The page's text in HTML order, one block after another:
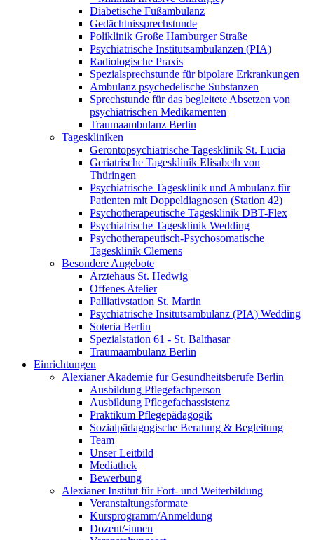
Diabetische Fußambulanz
Gedächtnissprechstunde
Poliklinik Große Hamburger Straße
Psychiatrische Institutsambulanzen (PIA)
Radiologische Praxis
Spezialsprechstunde für bipolare Erkrankungen
Ambulanz psychedelische Substanzen
Sprechstunde für das begleitete Absetzen von
psychiatrischen Medikamenten
Traumaambulanz Berlin
Tageskliniken
Gerontopsychiatrische Tagesklinik St. Lucia
Geriatrische Tagesklinik Elisabeth von
Thüringen
Psychiatrische Tagesklinik und Ambulanz für
Patienten mit Doppeldiagnosen (Station 42)
Psychotherapeutische Tagesklinik DBT-Flex
Psychiatrische Tagesklinik Wedding
Psychotherapeutisch-Psychosomatische
Tagesklinik Clemens
Besondere Angebote
Ärztehaus St. Hedwig
Offenes Atelier
Palliativstation St. Martin
Psychiatrische Insitutsambulanz (PIA) Wedding
Soteria Berlin
Spezialstation 61 - St. Balthasar
Traumaambulanz Berlin
Einrichtungen
Alexianer Akademie für Gesundheitsberufe Berlin
Ausbildung Pflegefachperson
Ausbildung Pflegefachassistenz
Praktikum Pflegepädagogik
Sozialpädagogische Beratung & Begleitung
Team
Unser Leitbild
Mediathek
Bewerbung
Alexianer Institut für Fort- und Weiterbildung
Veranstaltungsformate
Kursprogramm/Anmeldung
Dozent/-innen